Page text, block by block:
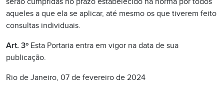
aqueles a que ela se aplicar, até mesmo os que tiverem feito
consultas individuais.
Art. 3º Esta Portaria entra em vigor na data de sua
publicação.
Rio de Janeiro, 07 de fevereiro de 2024